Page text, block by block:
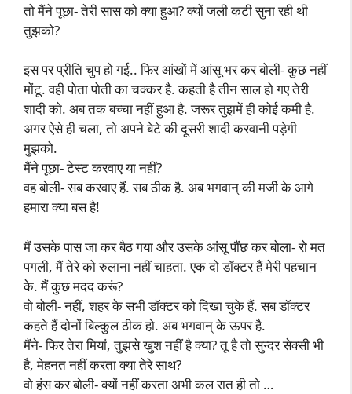
तो मैंने पूछा- तेरी सास को क्या हुआ? क्यों जली कटी सुना रही थी
तुझको?
इस पर प्रीति चुप हो गई.. फिर आंखों में आंसू भर कर बोली- कुछ नहीं
मोंटू. वही पोता पोती का चक्कर है. कहती है तीन साल हो गए तेरी
शादी को. अब तक बच्चा नहीं हुआ है. जरूर तुझमें ही कोई कमी है.
अगर ऐसे ही चला, तो अपने बेटे की दूसरी शादी करवानी पड़ेगी
मुझको.
मैंने पूछा- टेस्ट करवाए या नहीं?
वह बोली- सब करवाए हैं. सब ठीक है. अब भगवान् की मर्जी के आगे
हमारा क्या बस है!
मैं उसके पास जा कर बैठ गया और उसके आंसू पौंछ कर बोला- रो मत
पगली, मैं तेरे को रुलाना नहीं चाहता. एक दो डॉक्टर हैं मेरी पहचान
के. मैं कुछ मदद करूं?
वो बोली- नहीं, शहर के सभी डॉक्टर को दिखा चुके हैं. सब डॉक्टर
कहते हैं दोनों बिल्कुल ठीक हो. अब भगवान् के ऊपर है.
मैंने- फिर तेरा मियां, तुझसे खुश नहीं है क्या? तू है तो सुन्दर सेक्सी भी
है, मेहनत नहीं करता क्या तेरे साथ?
वो हंस कर बोली- क्यों नहीं करता अभी कल रात ही तो …